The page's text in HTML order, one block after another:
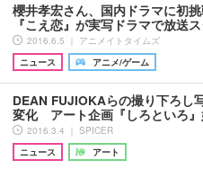
櫻井孝宏さん、国内ドラマに初
『こえ恋』が実写ドラマで放送
2016.6.5 ｜ アニメイトタイムズ
ニュース
アニメ/ゲーム
DEAN FUJIOKAらの撮り下ろし
変化 アート企画『しろといろ
2016.3.4 ｜ SPICER
ニュース
アート